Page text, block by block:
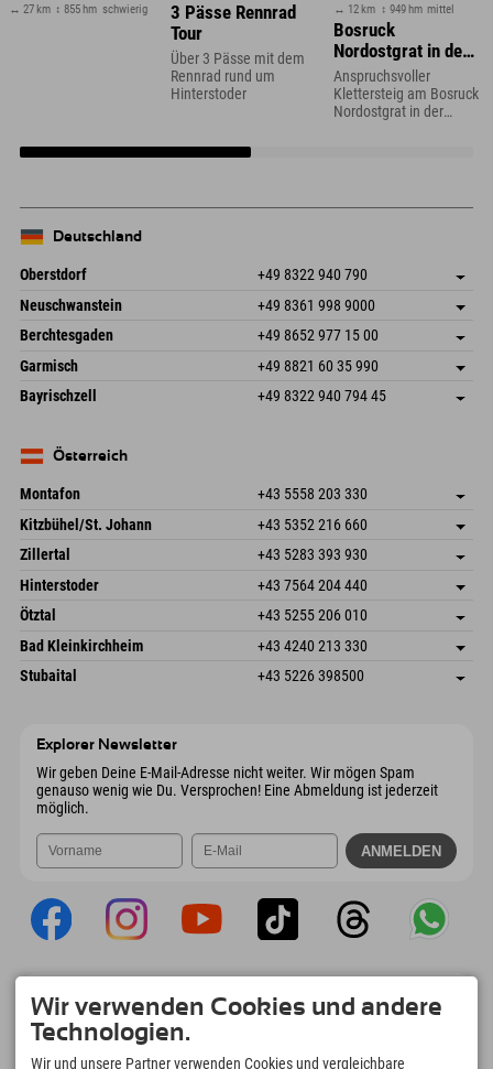
↔ 27 km ↕ 855 hm schwierig
3 Pässe Rennrad
Tour
Über 3 Pässe mit dem
Rennrad rund um
Hinterstoder
↔ 12 km ↕ 949 hm mittel
Bosruck
Nordostgrat in den
Haller Mauern
Anspruchsvoller
Klettersteig am Bosruck
Nordostgrat in der
Deutschland
Oberstdorf +49 8322 940 790
An der Breitach 3
87538 Fischen I. Allgäu
Deutschland
Adresse speichern
Anreiseinfos
Buchen
Neuschwanstein +49 8361 998 9000
An der Riese 45
87484 Nesselwang im Allgäu
Deutschland
Adresse speichern
Buchen
Berchtesgaden +49 8652 977 15 00
Hofreitstr. 7
83471 Schönau am Königssee
Deutschland
Adresse speichern
Anreiseinfos
Buchen
Garmisch +49 8821 60 35 990
Frickenstraße 22
82490 Farchant
Adresse speichern
Bayrischzell +49 8322 940 794 45
Deutschland
Österreich
Montafon +43 5558 203 330
Dorfstr. 127b
6793 Gaschurn/Montafon
Österreich
Adresse speichern
Anreiseinfos
Buchen
Kitzbühel/St. Johann +43 5352 216 660
Speckbacherstraße 87
Österreich
Adresse speichern
Buchen
Zillertal +43 5283 393 930
Schmiedau 2
6272 Kaltenbach im Zillertal
Österreich
Adresse speichern
Anreiseinfos
Buchen
Hinterstoder +43 7564 204 440
Freizeitpark 10
Österreich
Adresse speichern
Buchen
Ötztal +43 5255 206 010
Gscheat 14
6441 Umhausen
Österreich
Adresse speichern
Anreiseinfos
Buchen
Bad Kleinkirchheim +43 4240 213 330
Dorfstraße 24
Adresse speichern
Stubaital +43 5226 398500
Explorer Newsletter
Wir geben Deine E-Mail-Adresse nicht weiter. Wir mögen Spam
genauso wenig wie Du. Versprochen! Eine Abmeldung ist jederzeit
möglich.
Upload Deiner #ExplorerMoments, Mein
Explorer To Go mit Buchungsübersicht,
Bucketlist, Restaurantübersicht uvm. Jetzt
Wir verwenden Cookies und andere
Technologien.
Wir und unsere Partner verwenden Cookies und vergleichbare